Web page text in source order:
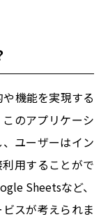
機能を実現する
のアプリケーシ
ユーザーはイン
用することがで
Sheetsなど、
スが考えられま